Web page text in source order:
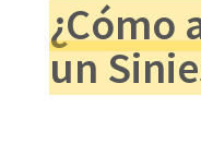
¿Cómo
un